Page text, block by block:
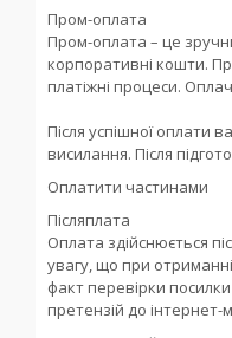
Пром-оплата
Пром-оплата – це
корпоративні кошти.
платіжні процеси.
Після успішної оплати
висилання. Після
Оплатити частинами
Післяплата
Оплата здійснюється
увагу, що при
факт перевірки
претензій до інтернет-